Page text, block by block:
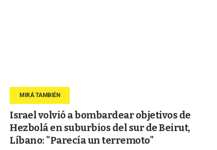
Israel volvió a bombardear objetivos de
Hezbolá en suburbios del sur de Beirut,
Líbano: "Parecía un terremoto"